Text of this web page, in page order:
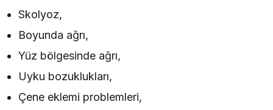
Skolyoz,
Boyunda ağrı,
Yüz bölgesinde ağrı,
Uyku bozuklukları,
Çene eklemi problemleri,